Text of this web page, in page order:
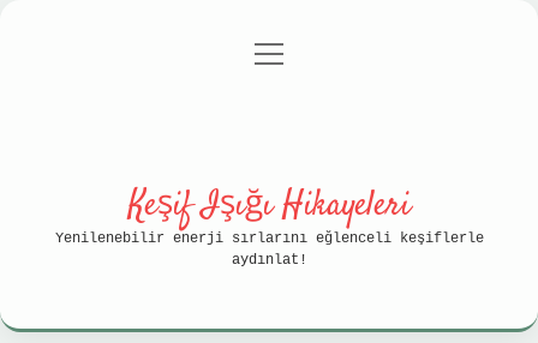
Gizlilik Politikası
menüyü
Keşif Işığı Hikayeleri
Yenilenebilir enerji sırlarını eğlenceli keşiflerle
aydınlat!